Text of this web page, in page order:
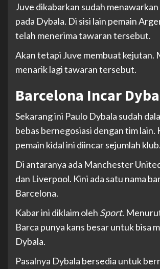
Juve dikabarkan sudah
pada Dybala. Di sisi lain pemain
telah menerima tawaran tersebut.
Akan tetapi Juve membuat kejutan.
menarik lagi tawaran tersebut.
Barcelona Incar
Sekarang ini Paulo Dybala sudah
bebas bernegosiasi dengan tim lain.
pemain kidal ini diincar sejumlah klub.
Di antaranya ada Manchester
dan Liverpool. Kini ada satu nama
Barcelona.
Kabar ini diklaim oleh Sport.
Barca punya kans besar untuk bisa
Dybala.
Pasalnya Dybala bersedia untuk